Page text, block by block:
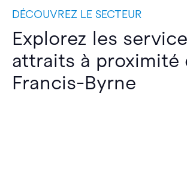
DÉCOUVREZ LE SECTEUR
Explorez les
attraits à proximité
Francis-Byrne